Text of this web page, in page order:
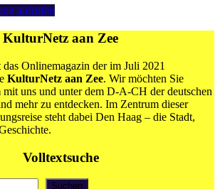
aufrufen
KulturNetz aan Zee
das Onlinemagazin der im Juli 2021
KulturNetz aan Zee. Wir möchten Sie
mit uns und unter dem D-A-CH der deutschen
mehr zu entdecken. Im Zentrum dieser
steht dabei Den Haag – die Stadt,
Volltextsuche
Suchen